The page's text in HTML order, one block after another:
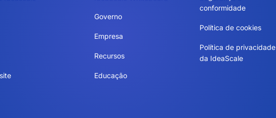
Governo
Empresa
Recursos
Educação
conformidade
Política de cookies
Política de privacidade
da IdeaScale